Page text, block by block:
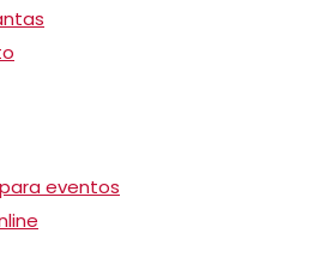
eventos